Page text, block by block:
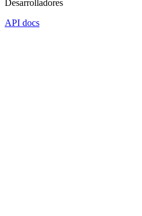
Desarrolladores
API docs